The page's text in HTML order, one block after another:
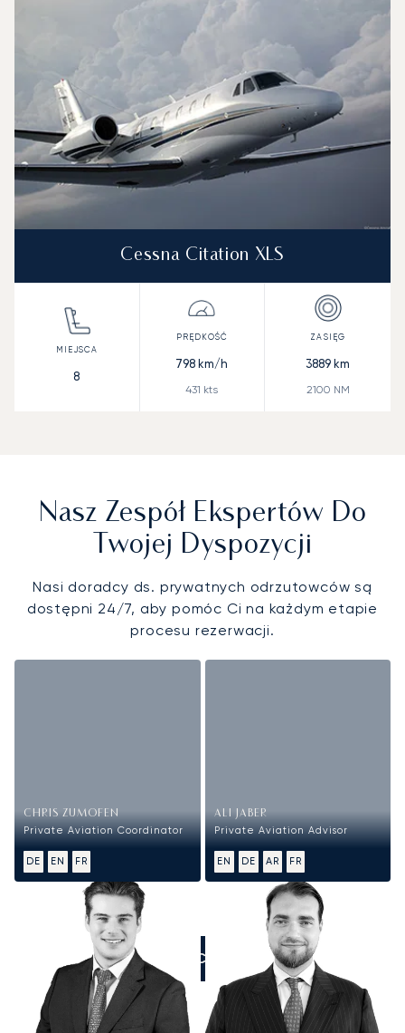
Cessna Citation XLS
8
798 km/h
431 kts
3889 km
2100 NM
Nasz Zespół Ekspertów Do
Twojej Dyspozycji
Nasi doradcy ds. prywatnych odrzutowców są
dostępni 24/7, aby pomóc Ci na każdym etapie
procesu rezerwacji.
CHRIS ZUMOFEN
Private Aviation Coordinator
DE EN FR
ALI JABER
Private Aviation Advisor
EN DE AR FR
ZADZWOŃCIE DO NAS